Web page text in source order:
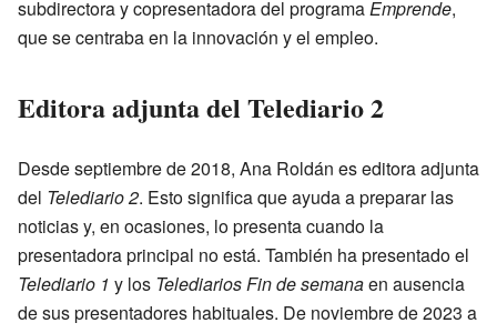
subdirectora y copresentadora del programaEmprende,
que se centraba en la innovación y el empleo.
Editora adjunta del Telediario 2
Desde septiembre de 2018, Ana Roldán es editora adjunta
del Telediario 2. Esto significa que ayuda a preparar las
noticias y, en ocasiones, lo presenta cuando la
presentadora principal no está. También ha presentado el
Telediario 1 y los Telediarios Fin de semanaen ausencia
de sus presentadores habituales. De noviembre de 2023 a